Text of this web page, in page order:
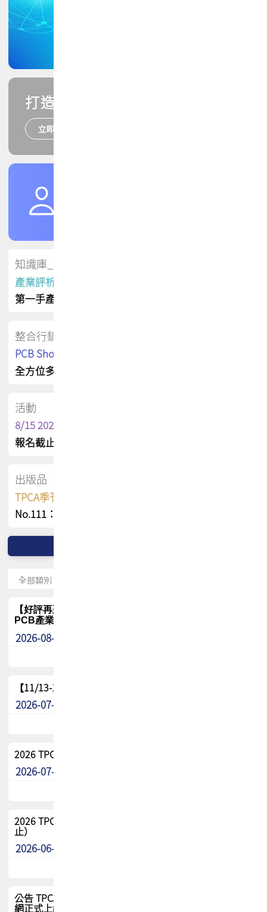
打造您的PCB專業技能
立即報名
知識庫_會員專屬
產業評析報告
第一手產業資訊
整合行銷
PCB Shop 採購指南
全方位多元曝光方案
活動
8/15 2026 TPCA健康盃保齡球聯誼賽
報名截止日 : 8/3 活動日期 : 8/15
出版品
TPCA季刊 FREE 線上版
No.111：PCB全球風險布局與韌性
【好評再延長】PCB GPT 全面開放體驗延長到8月!!
PCB產業專屬 AI 知識平台
2026-08-04
【11/13-15】2026 TPCA 百岳登頂_南橫三星
2026-07-22
2026 TPCA中南區會員問卷暨7/31交流餐敘報名
2026-07-08
2026 TPCA健康盃保齡球聯誼賽 熱烈報名中（8/3報名截
止）
2026-06-29
公告 TPCA 台灣電路板協會官網將迎來新面貌，7/1 新官
網正式上線！